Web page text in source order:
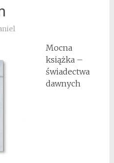
Mocna
książka –
świadectwa
dawnych